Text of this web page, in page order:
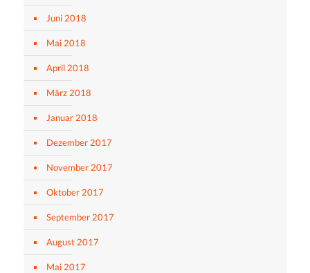
Juni 2018
Mai 2018
April 2018
März 2018
Januar 2018
Dezember 2017
November 2017
Oktober 2017
September 2017
August 2017
Mai 2017